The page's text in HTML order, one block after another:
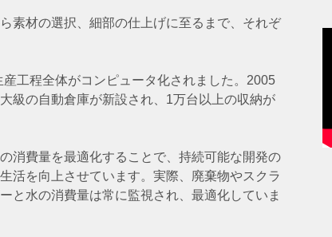
素材の選択、細部の仕上げに至るまで、それぞ
工程全体がコンピュータ化されました。2005
級の自動倉庫が新設され、1万台以上の収納が
消費量を最適化することで、持続可能な開発の
活を向上させています。実際、廃棄物やスクラ
と水の消費量は常に監視され、最適化していま